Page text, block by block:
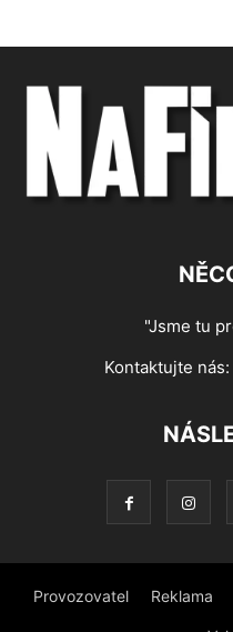
"Jsme tu
Kontaktujte nás:
Provozovatel Reklama